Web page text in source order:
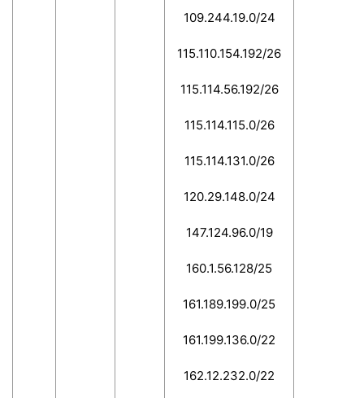
109.244.19.0/24
115.110.154.192/26
115.114.56.192/26
115.114.115.0/26
115.114.131.0/26
120.29.148.0/24
147.124.96.0/19
160.1.56.128/25
161.189.199.0/25
161.199.136.0/22
162.12.232.0/22